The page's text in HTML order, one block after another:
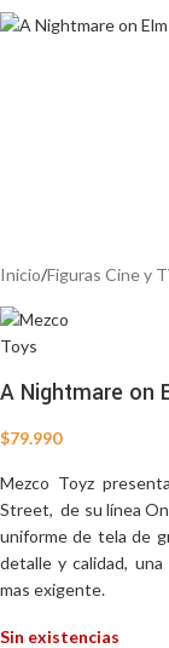
Inicio/Figuras Cine y
A Nightmare on
$79.990
Mezco Toyz
Street, de su línea
uniforme de tela de
detalle y calidad,
mas exigente.
Sin existencias